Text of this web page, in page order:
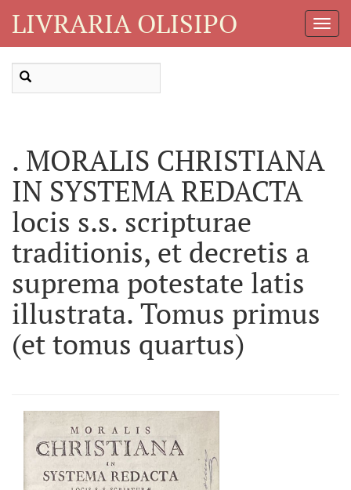
LIVRARIA OLISIPO
. MORALIS CHRISTIANA
IN SYSTEMA REDACTA
locis s.s. scripturae
traditionis, et decretis a
suprema potestate latis
illustrata. Tomus primus
(et tomus quartus)